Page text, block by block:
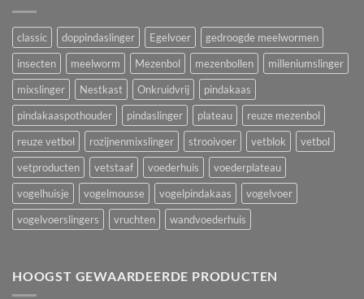
classic doppindaslinger Egelvoer
gedroogde meelwormen
insecten
meelworm Mezenbol mezenbollen
milleniumslinger
mixslinger
Nestkast Onkruidvrij
pindakaas
pindakaaspothouder
pindaslinger plateau
reuze mezenbol
reuze vetbol
rozijnenmixslinger strooivoer vetblok
vetbol
vetproducten
vetstaaf voederhuis
voederplateau
vogelhuisje
vogelmousse vogelpindakaas
vogelvoer
vogelvoerslingers
vruchten wandvoederhuis
HOOGST GEWAARDEERDE PRODUCTEN